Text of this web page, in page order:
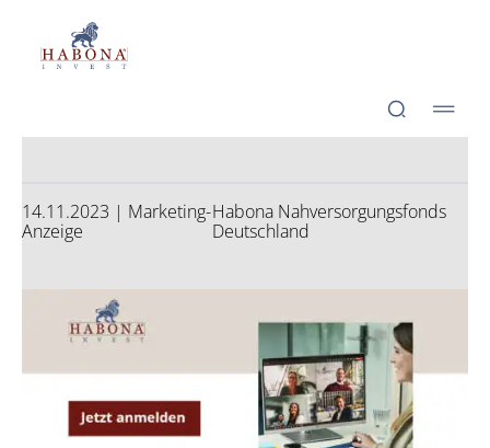
Hab­o­na Invest GmbH
Web­i­nar - jetzt anschau­en
14.11.2023 | Marketing-
Anzeige
Habona Nahversorgungsfonds
Deutschland